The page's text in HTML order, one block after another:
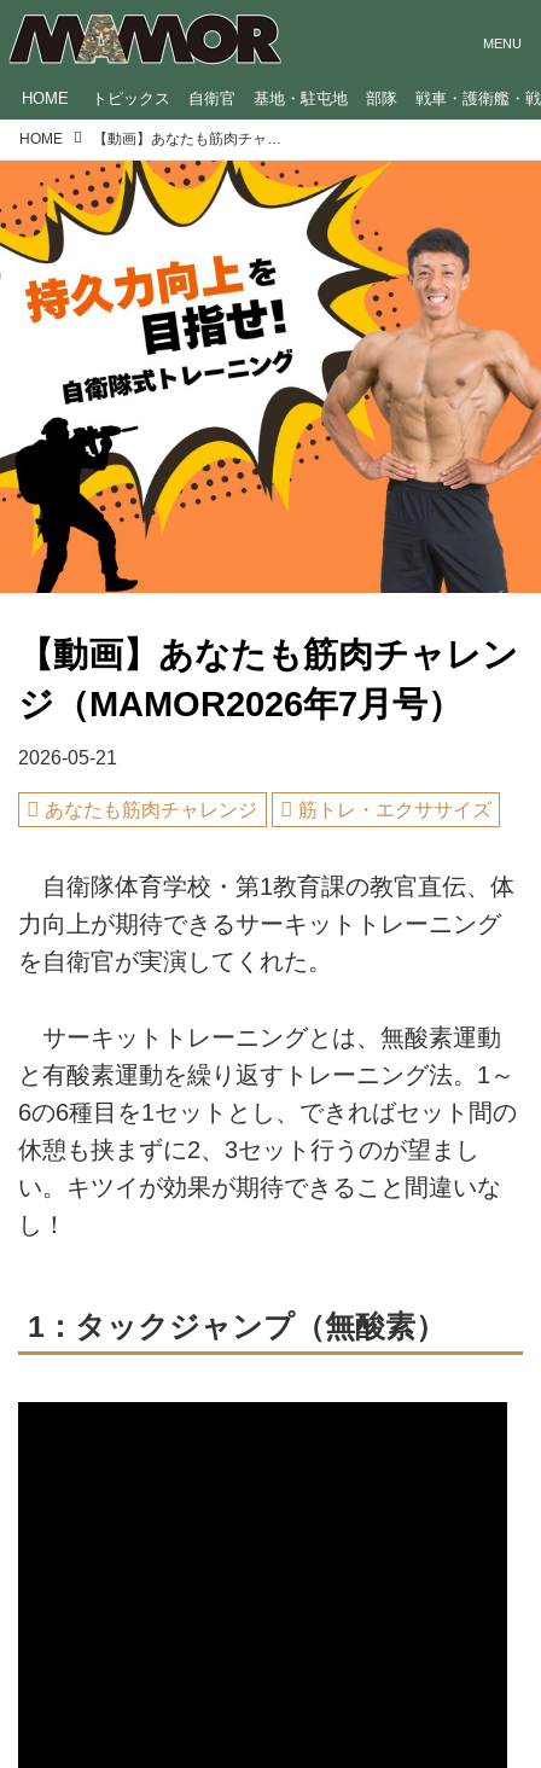
HOME トピックス 自衛官 基地・駐屯地 部隊 戦車・護衛艦・
HOME
【動画】あなたも筋肉チャレン
ジ（MAMOR2026年7月号）
2026-05-21
あなたも筋肉チャレンジ 筋トレ・エクササイズ
自衛隊体育学校・第1教育課の教官直伝、体
力向上が期待できるサーキットトレーニング
を自衛官が実演してくれた。
サーキットトレーニングとは、無酸素運動
と有酸素運動を繰り返すトレーニング法。1～
6の6種目を1セットとし、できればセット間の
休憩も挟まずに2、3セット行うのが望まし
い。キツイが効果が期待できること間違いな
し！
1：タックジャンプ（無酸素）